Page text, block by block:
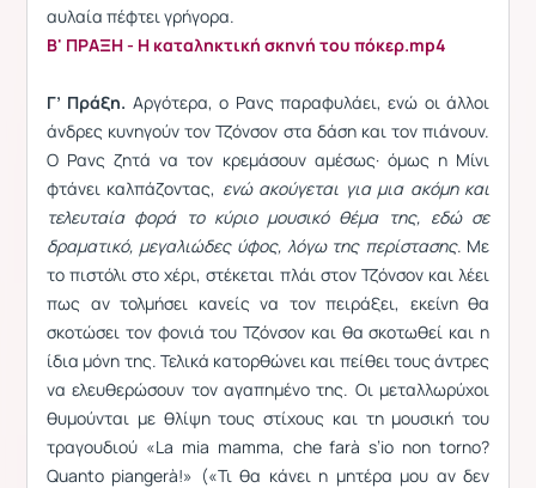
αυλαία πέφτει γρήγορα.
Β' ΠΡΑΞΗ - Η καταληκτική σκηνή του πόκερ.mp4
Γ’ Πράξη. Αργότερα, ο Ρανς παραφυλάει, ενώ οι άλλοι
άνδρες κυνηγούν τον Τζόνσον στα δάση και τον πιάνουν.
Ο Ρανς ζητά να τον κρεμάσουν αμέσως· όμως η Μίνι
φτάνει καλπάζοντας, ενώ ακούγεται για μια ακόμη και
τελευταία φορά το κύριο μουσικό θέμα της, εδώ σε
δραματικό, μεγαλιώδες ύφος, λόγω της περίστασης. Με
το πιστόλι στο χέρι, στέκεται πλάι στον Τζόνσον και λέει
πως αν τολμήσει κανείς να τον πειράξει, εκείνη θα
σκοτώσει τον φονιά του Τζόνσον και θα σκοτωθεί και η
ίδια μόνη της. Τελικά κατορθώνει και πείθει τους άντρες
να ελευθερώσουν τον αγαπημένο της. Οι μεταλλωρύχοι
θυμούνται με θλίψη τους στίχους και τη μουσική του
τραγουδιού «La mia mamma, che farà s’io non torno?
Quanto piangerà!» («Τι θα κάνει η μητέρα μου αν δεν